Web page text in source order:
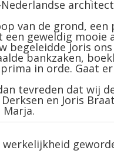
van de grond,
een geweldig
begeleidde Joris
bankzaken,
in orde. Gaat
tevreden dat wij
en Joris
Marja.